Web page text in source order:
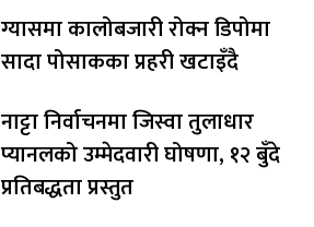
ग्यासमा कालोबजारी रोक्न डिपोमा
सादा पोसाकका प्रहरी खटाइँदै
नाट्टा निर्वाचनमा जिस्वा तुलाधार
प्यानलको उम्मेदवारी घोषणा, १२ बुँदे
प्रतिबद्धता प्रस्तुत